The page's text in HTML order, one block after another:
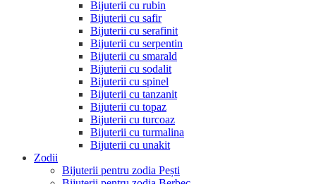
Bijuterii cu rubin
Bijuterii cu safir
Bijuterii cu serafinit
Bijuterii cu serpentin
Bijuterii cu smarald
Bijuterii cu sodalit
Bijuterii cu spinel
Bijuterii cu tanzanit
Bijuterii cu topaz
Bijuterii cu turcoaz
Bijuterii cu turmalina
Bijuterii cu unakit
Zodii
Bijuterii pentru zodia Pești